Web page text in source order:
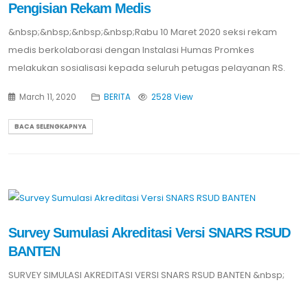
Pengisian Rekam Medis
&nbsp;&nbsp;&nbsp;&nbsp;Rabu 10 Maret 2020 seksi rekam
medis berkolaborasi dengan Instalasi Humas Promkes
melakukan sosialisasi kepada seluruh petugas pelayanan RS.
March 11, 2020 BERITA 2528 View
BACA SELENGKAPNYA
Survey Sumulasi Akreditasi Versi SNARS RSUD
BANTEN
SURVEY SIMULASI AKREDITASI VERSI SNARS RSUD BANTEN &nbsp;